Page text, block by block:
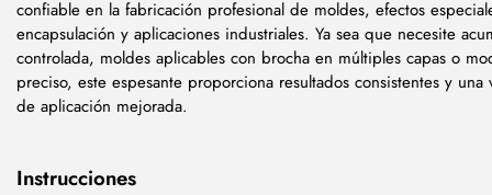
confiable en la fabricación profesional de moldes, efectos
encapsulación y aplicaciones industriales. Ya sea que necesite
controlada, moldes aplicables con brocha en múltiples capas o
preciso, este espesante proporciona resultados consistentes y una
de aplicación mejorada.
Instrucciones